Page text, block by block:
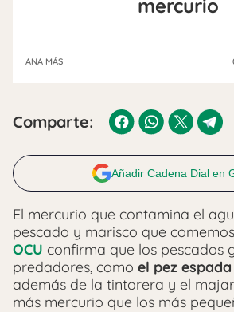
mercurio
ANA MÁS
Comparte:
Añadir Cadena Dial en
El mercurio que contamina el
pescado y marisco que
OCU confirma que los pescados
predadores, como el pez
además de la tintorera y el
más mercurio que los más